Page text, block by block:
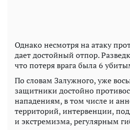
Однако несмотря на атаку
дает достойный отпор.
что потеря врага была 6
По словам Залужного, уже
защитники достойно
нападениям, в том числе и
территорий, интервенции,
и экстремизма, регулярным